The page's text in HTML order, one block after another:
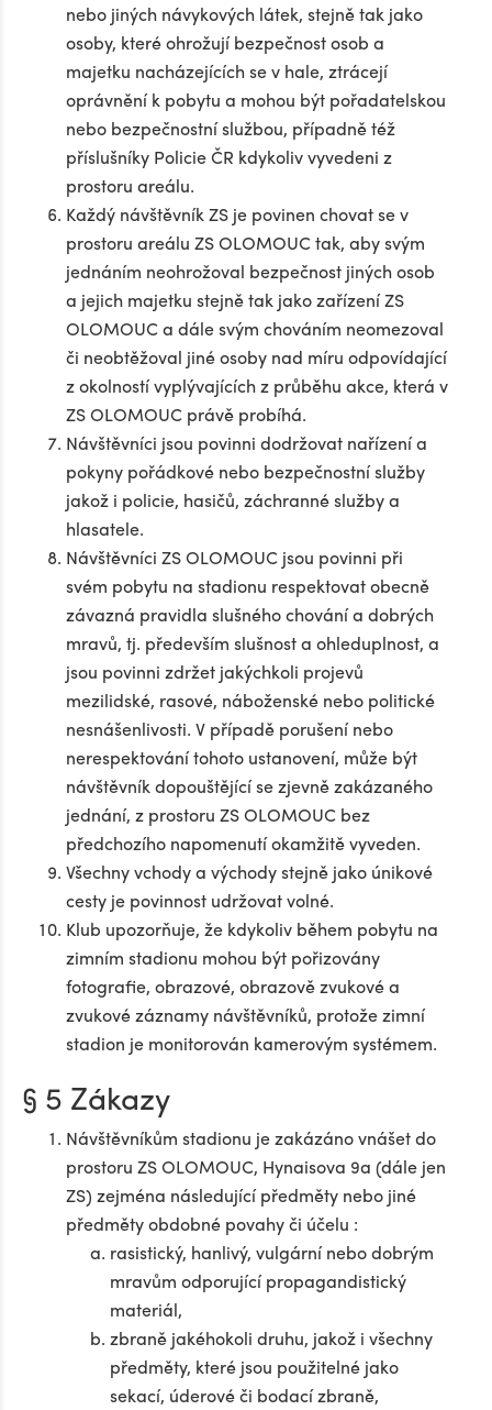
nebo jiných návykových látek, stejně tak jako
osoby, které ohrožují bezpečnost osob a
majetku nacházejících se v hale, ztrácejí
oprávnění k pobytu a mohou být pořadatelskou
nebo bezpečnostní službou, případně též
příslušníky Policie ČR kdykoliv vyvedeni z
prostoru areálu.
Každý návštěvník ZS je povinen chovat se v
prostoru areálu ZS OLOMOUC tak, aby svým
jednáním neohrožoval bezpečnost jiných osob
a jejich majetku stejně tak jako zařízení ZS
OLOMOUC a dále svým chováním neomezoval
či neobtěžoval jiné osoby nad míru odpovídající
z okolností vyplývajících z průběhu akce, která v
ZS OLOMOUC právě probíhá.
Návštěvníci jsou povinni dodržovat nařízení a
pokyny pořádkové nebo bezpečnostní služby
jakož i policie, hasičů, záchranné služby a
hlasatele.
Návštěvníci ZS OLOMOUC jsou povinni při
svém pobytu na stadionu respektovat obecně
závazná pravidla slušného chování a dobrých
mravů, tj. především slušnost a ohleduplnost, a
jsou povinni zdržet jakýchkoli projevů
mezilidské, rasové, náboženské nebo politické
nesnášenlivosti. V případě porušení nebo
nerespektování tohoto ustanovení, může být
návštěvník dopouštějící se zjevně zakázaného
jednání, z prostoru ZS OLOMOUC bez
předchozího napomenutí okamžitě vyveden.
Všechny vchody a východy stejně jako únikové
cesty je povinnost udržovat volné.
Klub upozorňuje, že kdykoliv během pobytu na
zimním stadionu mohou být pořizovány
fotografie, obrazové, obrazově zvukové a
zvukové záznamy návštěvníků, protože zimní
stadion je monitorován kamerovým systémem.
§ 5 Zákazy
Návštěvníkům stadionu je zakázáno vnášet do
prostoru ZS OLOMOUC, Hynaisova 9a (dále jen
ZS) zejména následující předměty nebo jiné
předměty obdobné povahy či účelu :
rasistický, hanlivý, vulgární nebo dobrým
mravům odporující propagandistický
materiál,
zbraně jakéhokoli druhu, jakož i všechny
předměty, které jsou použitelné jako
sekací, úderové či bodací zbraně,